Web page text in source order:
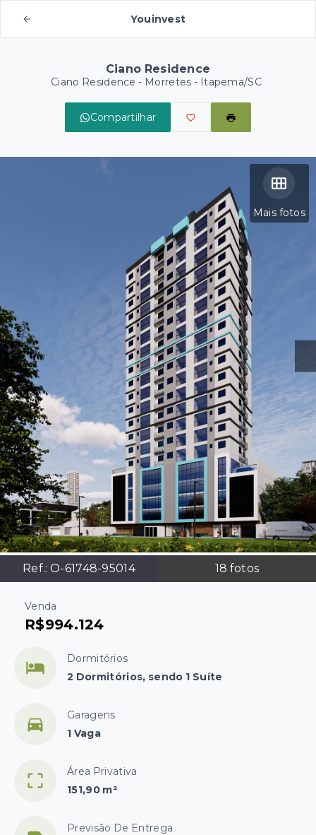
Youinvest
Ciano Residence
Ciano Residence - Morretes - Itapema/SC
Compartilhar
Mais fotos
Ref.:O-61748-95014 18 fotos
Venda
R$994.124
Dormitórios
2 Dormitórios, sendo 1 Suíte
Garagens
1 Vaga
Área Privativa
151,90 m²
Previsão De Entrega